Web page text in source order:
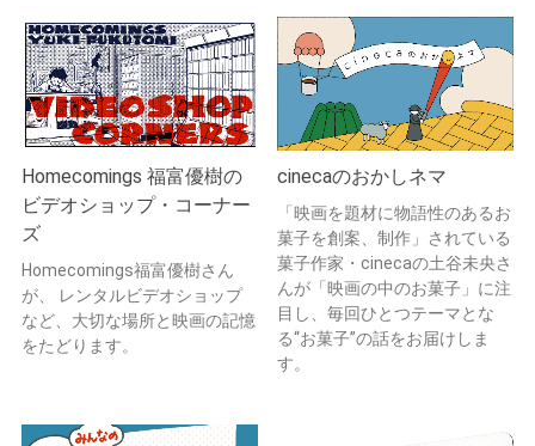
Homecomings 福富優樹の
ビデオショップ・コーナー
ズ
Homecomings福富優樹さん
が、 レンタルビデオショップ
など、大切な場所と映画の記憶
をたどります。
cinecaのおかしネマ
「映画を題材に物語性のあるお
菓子を創案、制作」されている
菓子作家・cinecaの土谷未央さ
んが「映画の中のお菓子」に注
目し、毎回ひとつテーマとな
る“お菓子”の話をお届けしま
す。